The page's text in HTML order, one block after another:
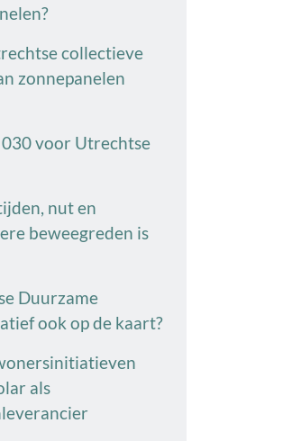
collectieve
zonnepanelen
voor Utrechtse
nut en
beweegreden is
Duurzame
ook op de kaart?
als